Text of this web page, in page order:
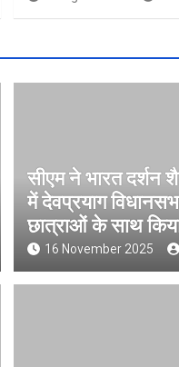
सीएम ने भारत दर्शन
में देवप्रयाग
छात्राओं के साथ
16 November 2025